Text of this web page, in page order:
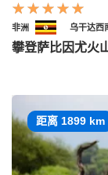
非洲 乌干达西
攀登萨比因尤火
距离 1899 km